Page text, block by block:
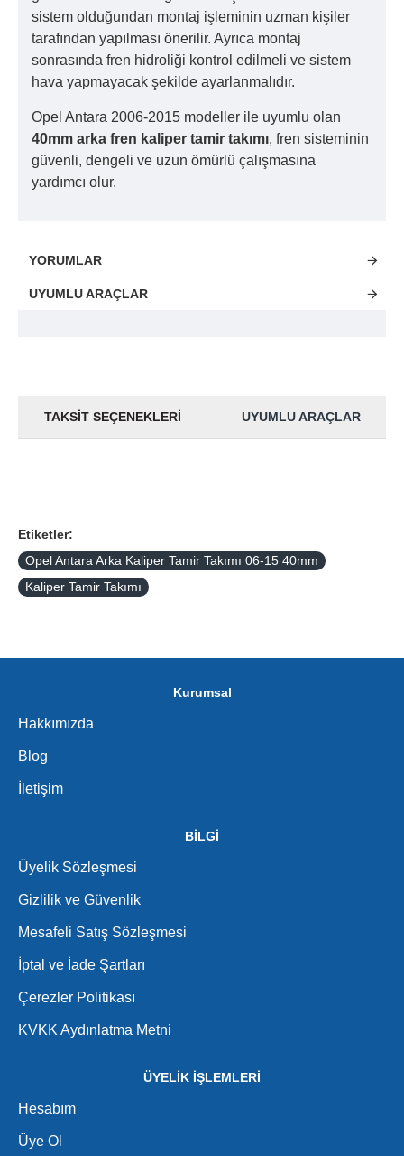
sistem olduğundan montaj işleminin uzman kişiler
tarafından yapılması önerilir. Ayrıca montaj
sonrasında fren hidroliği kontrol edilmeli ve sistem
hava yapmayacak şekilde ayarlanmalıdır.
Opel Antara 2006-2015 modeller ile uyumlu olan
40mm arka fren kaliper tamir takımı, fren sisteminin
güvenli, dengeli ve uzun ömürlü çalışmasına
yardımcı olur.
YORUMLAR
UYUMLU ARAÇLAR
TAKSIT SEÇENEKLERI UYUMLU ARAÇLAR
Etiketler:
Opel Antara Arka Kaliper Tamir Takımı 06-15 40mm
Kaliper Tamir Takımı
Kurumsal
Hakkımızda
Blog
İletişim
BİLGİ
Üyelik Sözleşmesi
Gizlilik ve Güvenlik
Mesafeli Satış Sözleşmesi
İptal ve İade Şartları
Çerezler Politikası
KVKK Aydınlatma Metni
ÜYELİK İŞLEMLERİ
Hesabım
Üye Ol